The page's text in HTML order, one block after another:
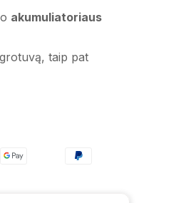
akumuliatoriaus
taip pat